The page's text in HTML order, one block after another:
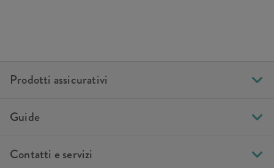
Prodotti assicurativi
Guide
Contatti e servizi